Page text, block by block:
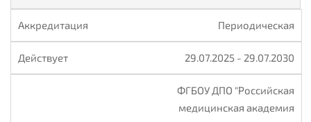
Периодическая
29.07.2025 - 29.07.2030
ФГБОУ ДПО "Российская
медицинская академия